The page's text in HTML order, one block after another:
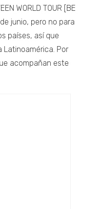
WORLD TOUR [BE
junio, pero no para
países, así que
Latinoamérica. Por
acompañan este